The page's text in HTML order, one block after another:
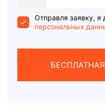
+1
Отправля заявку, я
персональных